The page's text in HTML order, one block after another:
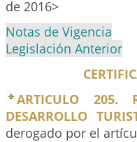
de 2016>
Notas de Vigencia
Legislación Anterior
ARTICULO 205.
DESARROLLO
derogado por el